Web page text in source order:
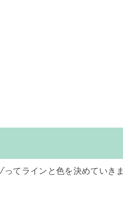
てラインと色を決めていきま